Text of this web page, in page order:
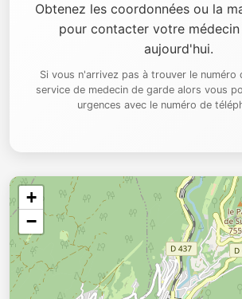
Obtenez les coordonnées ou la
pour contacter votre
aujourd'hui.
Si vous n'arrivez pas à trouver le numéro
service de medecin de garde alors vous
urgences avec le numéro de
+
−